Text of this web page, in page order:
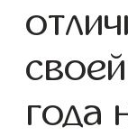
года